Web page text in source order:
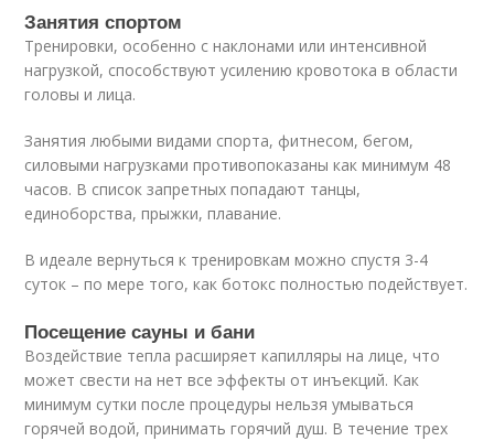
Занятия спортом
Тренировки, особенно с наклонами или интенсивной
нагрузкой, способствуют усилению кровотока в области
головы и лица.
Занятия любыми видами спорта, фитнесом, бегом,
силовыми нагрузками противопоказаны как минимум 48
часов. В список запретных попадают танцы,
единоборства, прыжки, плавание.
В идеале вернуться к тренировкам можно спустя 3-4
суток – по мере того, как ботокс полностью подействует.
Посещение сауны и бани
Воздействие тепла расширяет капилляры на лице, что
может свести на нет все эффекты от инъекций. Как
минимум сутки после процедуры нельзя умываться
горячей водой, принимать горячий душ. В течение трех